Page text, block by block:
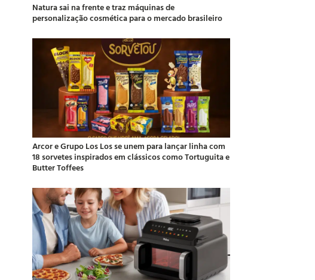
Natura sai na frente e traz máquinas de
personalização cosmética para o mercado brasileiro
Arcor e Grupo Los Los se unem para lançar linha com
18 sorvetes inspirados em clássicos como Tortuguita e
Butter Toffees